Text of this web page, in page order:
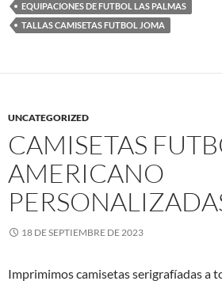
EQUIPACIONES DE FUTBOL LAS PALMAS
TALLAS CAMISETAS FUTBOL JOMA
UNCATEGORIZED
CAMISETAS
AMERICANO
18 DE SEPTIEMBRE DE 2023
Imprimimos camisetas serigrafíadas a